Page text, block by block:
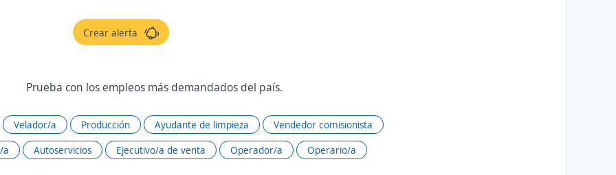
Crear alerta
Prueba con los empleos más demandados del país.
Velador/a Producción Ayudante de limpieza
Vendedor comisionista
a
Autoservicios Ejecutivo/a de venta Operador/a Operario/a